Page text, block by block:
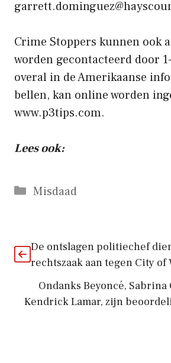
Crime Stoppers kunnen ook
worden gecontacteerd door
overal in de Amerikaanse
bellen, kan online worden
www.p3tips.com.
Lees ook:
Categorieën
Misdaad
De ontslagen politiechef
rechtszaak aan tegen City of
Ondanks Beyoncé,
Kendrick Lamar, zijn